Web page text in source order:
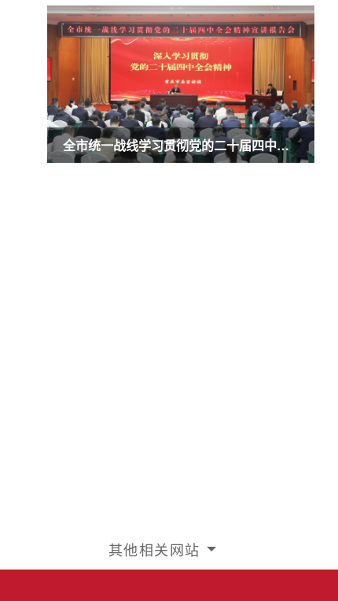
全市统一战线学习贯彻党的二十届四中全会精神宣讲报告会召开 商奎作宣讲报告
其他相关网站